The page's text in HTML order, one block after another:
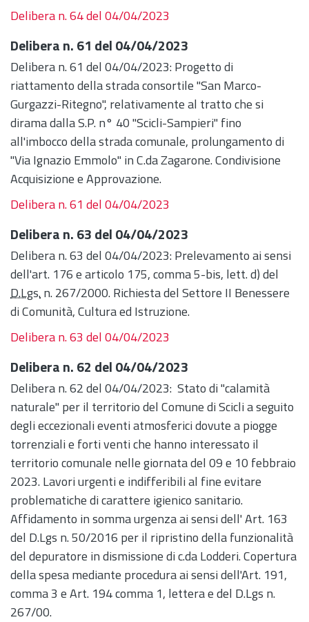
Delibera n. 64 del 04/04/2023
Delibera n. 61 del 04/04/2023
Delibera n. 61 del 04/04/2023: Progetto di
riattamento della strada consortile "San Marco-
Gurgazzi-Ritegno", relativamente al tratto che si
dirama dalla S.P. n° 40 "Scicli-Sampieri" fino
all'imbocco della strada comunale, prolungamento di
"Via Ignazio Emmolo" in C.da Zagarone. Condivisione
Acquisizione e Approvazione.
Delibera n. 61 del 04/04/2023
Delibera n. 63 del 04/04/2023
Delibera n. 63 del 04/04/2023: Prelevamento ai sensi
dell'art. 176 e articolo 175, comma 5-bis, lett. d) del
D.Lgs.n. 267/2000. Richiesta del Settore II Benessere
di Comunità, Cultura ed Istruzione.
Delibera n. 63 del 04/04/2023
Delibera n. 62 del 04/04/2023
Delibera n. 62 del 04/04/2023: Stato di "calamità
naturale" per il territorio del Comune di Scicli a seguito
degli eccezionali eventi atmosferici dovute a piogge
torrenziali e forti venti che hanno interessato il
territorio comunale nelle giornata del 09 e 10 febbraio
2023. Lavori urgenti e indifferibili al fine evitare
problematiche di carattere igienico sanitario.
Affidamento in somma urgenza ai sensi dell' Art. 163
del D.Lgs n. 50/2016 per il ripristino della funzionalità
del depuratore in dismissione di c.da Lodderi. Copertura
della spesa mediante procedura ai sensi dell'Art. 191,
comma 3 e Art. 194 comma 1, lettera e del D.Lgs n.
267/00.